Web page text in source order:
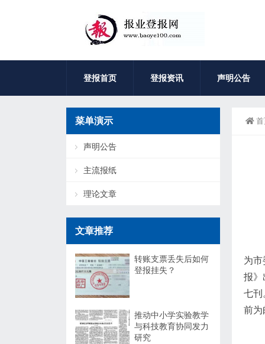
登报首页 登报资讯 声明公告
为
报》
七刊
前为
菜单演示
声明公告
主流报纸
理论文章
文章推荐
转账支票丢失后如何
登报挂失？
推动中小学实验教学
与科技教育协同发力
研究